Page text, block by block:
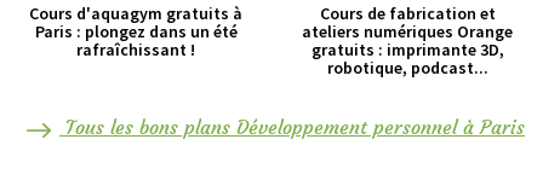
Cours d'aquagym gratuits à
Paris : plongez dans un été
rafraîchissant !
Cours de fabrication et
ateliers numériques Orange
gratuits : imprimante 3D,
robotique, podcast...
Tous les bons plans Développement personnel à Paris